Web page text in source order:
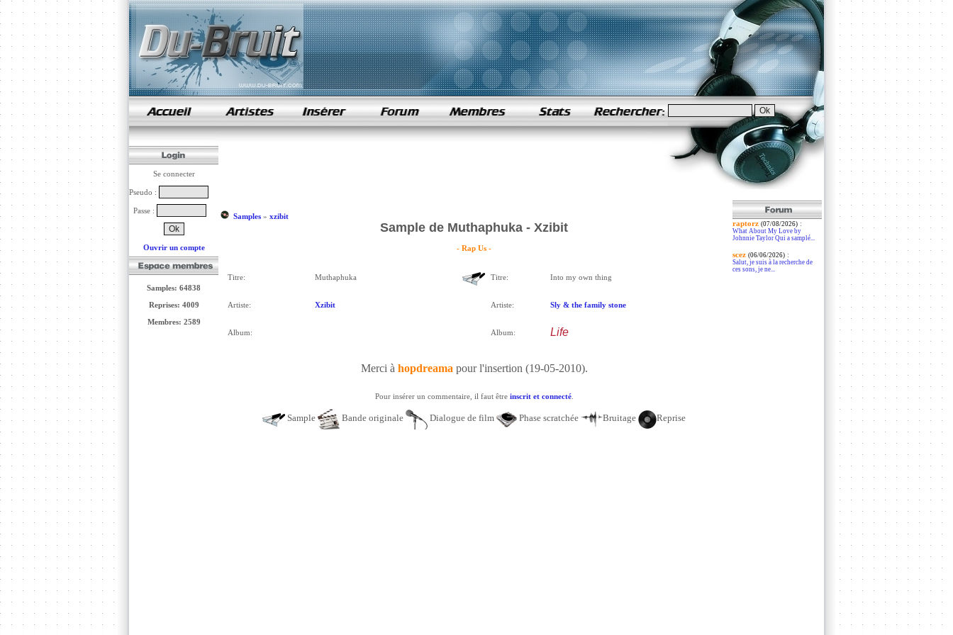
samples de rap
Se connecter
Pseudo :
Passe :
Ouvrir un compte
Samples: 64838
Reprises: 4009
Membres: 2589
Samples» xzibit
Sample de Muthaphuka - Xzibit
- Rap Us -
Titre: Muthaphuka
Artiste: Xzibit
Album:
Titre: Into my own thing
Artiste: Sly & the family stone
Album: Life
Merci à hopdreama pour l'insertion (19-05-2010).
Pour insérer un commentaire, il faut être inscrit et connecté.
Sample Bande originale Dialogue de film Phase scratchée Bruitage Reprise
raptorz (07/08/2026):
What About My Love by
Johnnie Taylor Qui a samplé...
scez (06/06/2026):
Salut, je suis à la recherche de
ces sons, je ne...